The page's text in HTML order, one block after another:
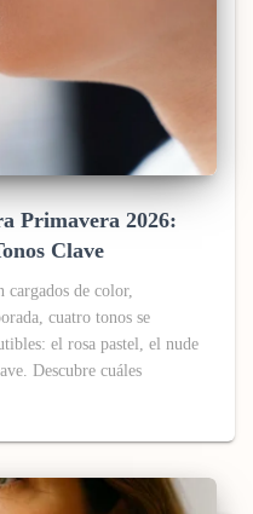
Primavera 2026:
Clave
cargados de color,
cuatro tonos se
el rosa pastel, el nude
Descubre cuáles